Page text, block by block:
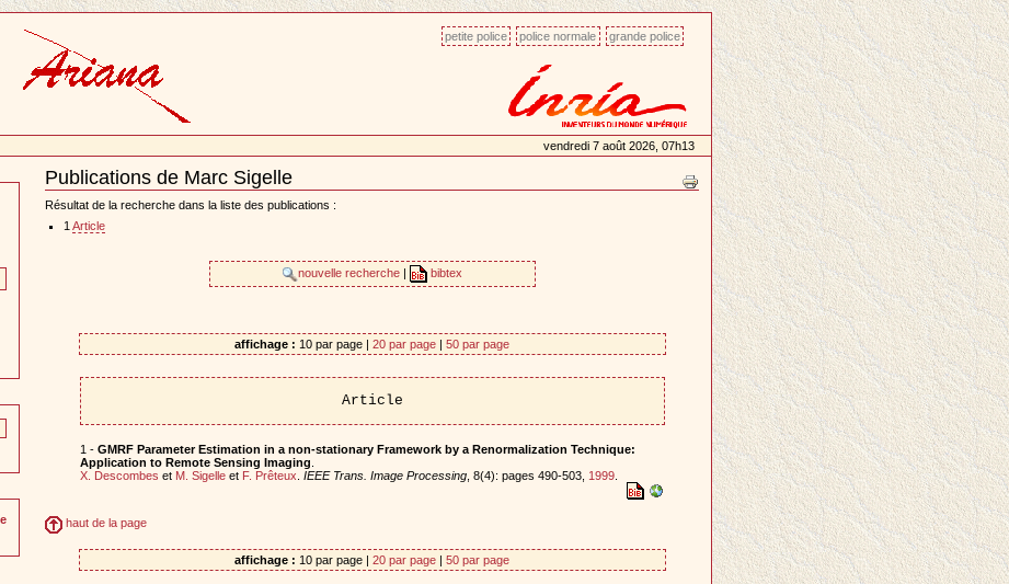
petite police police normale grande police
vendredi 7 août 2026, 07h13
Publications de Marc Sigelle
Document
Actions
Résultat de la recherche dans la liste des publications :
1 Article
nouvelle recherche bibtex
affichage : 10 par page | 20 par page | 50 par page
Article
1 - GMRF Parameter Estimation in a non-stationary Framework by a Renormalization Technique:
Application to Remote Sensing Imaging
X. Descombes et M. Sigelleet F. Prêteux IEEE Trans. Image Processing, 8(4): pages 490-503, 1999.
haut de la page
affichage : 10 par page | 20 par page | 50 par page